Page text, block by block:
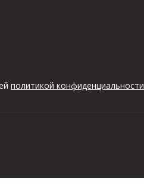
политикой конфиденциальности